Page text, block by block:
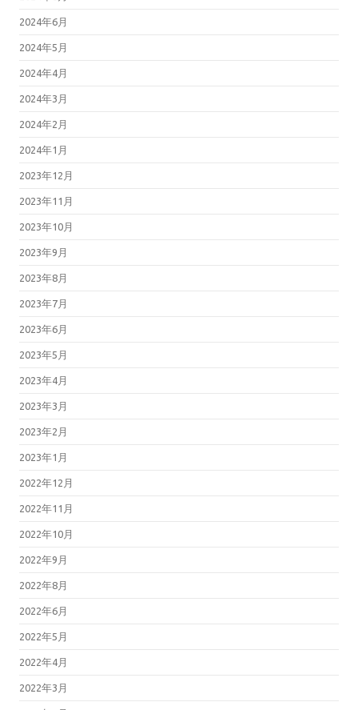
2024年6月
2024年5月
2024年4月
2024年3月
2024年2月
2024年1月
2023年12月
2023年11月
2023年10月
2023年9月
2023年8月
2023年7月
2023年6月
2023年5月
2023年4月
2023年3月
2023年2月
2023年1月
2022年12月
2022年11月
2022年10月
2022年9月
2022年8月
2022年6月
2022年5月
2022年4月
2022年3月